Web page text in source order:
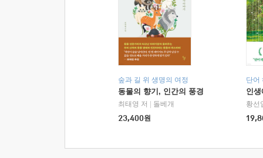
숲과 길 위 생명의 여정
동물의 향기, 인간의 풍경
최태영 저
돌베개
23,400원
단어
인
황선